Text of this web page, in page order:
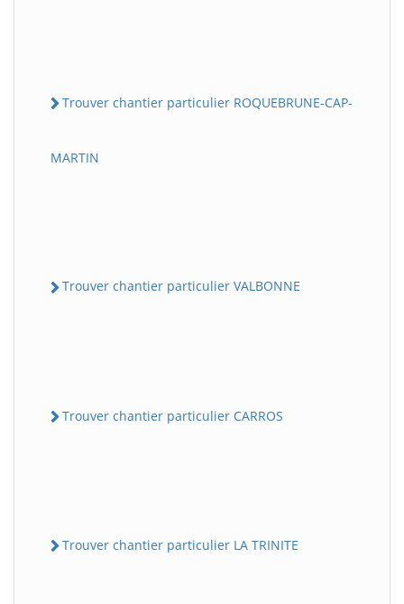
Trouver chantier particulier ROQUEBRUNE-CAP-
MARTIN
Trouver chantier particulier VALBONNE
Trouver chantier particulier CARROS
Trouver chantier particulier LA TRINITE